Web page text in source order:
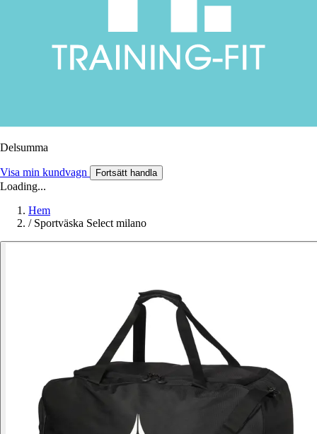
Delsumma
Visa min kundvagn Fortsätt handla
Loading...
Hem
/ Sportväska Select milano